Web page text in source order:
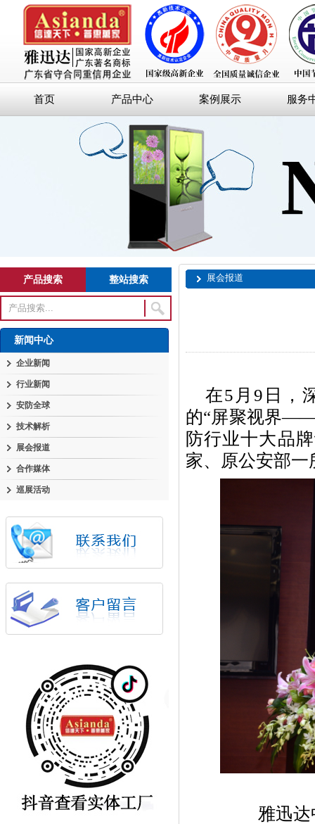
首页 产品中心 案例展示 服务
产品搜索 整站搜索
新闻中心
企业新闻
行业新闻
安防全球
技术解析
展会报道
合作媒体
巡展活动
展会报道
在5 月 9 日，
的“屏聚视界
防行业十大品
家、原公安部
雅迅